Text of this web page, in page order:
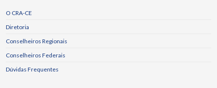
O CRA-CE
Diretoria
Conselheiros Regionais
Conselheiros Federais
Dúvidas Frequentes